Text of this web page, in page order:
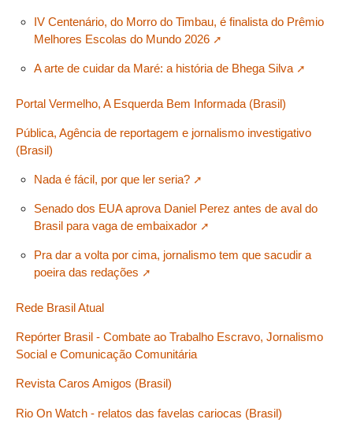
IV Centenário, do Morro do Timbau, é finalista do Prêmio
Melhores Escolas do Mundo 2026
A arte de cuidar da Maré: a história de Bhega Silva
Portal Vermelho, A Esquerda Bem Informada (Brasil)
Pública, Agência de reportagem e jornalismo investigativo
(Brasil)
Nada é fácil, por que ler seria?
Senado dos EUA aprova Daniel Perez antes de aval do
Brasil para vaga de embaixador
Pra dar a volta por cima, jornalismo tem que sacudir a
poeira das redações
Rede Brasil Atual
Repórter Brasil - Combate ao Trabalho Escravo, Jornalismo
Social e Comunicação Comunitária
Revista Caros Amigos (Brasil)
Rio On Watch - relatos das favelas cariocas (Brasil)